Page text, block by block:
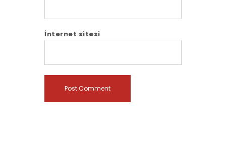
İnternet sitesi